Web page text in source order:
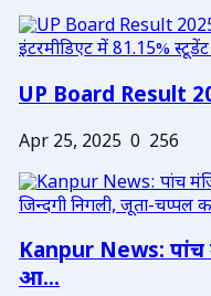
UP Board Result
Apr 25, 2025 0 256
Kanpur News: पांच
आ...